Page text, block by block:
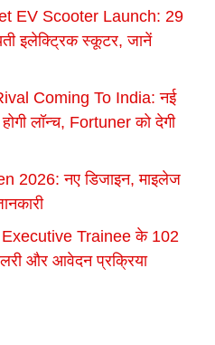
EV Scooter Launch: 29
इलेक्ट्रिक स्कूटर, जानें
Coming To India: नई
लॉन्च, Fortuner को देगी
2026: नए डिजाइन, माइलेज
Trainee के 102
और आवेदन प्रक्रिया